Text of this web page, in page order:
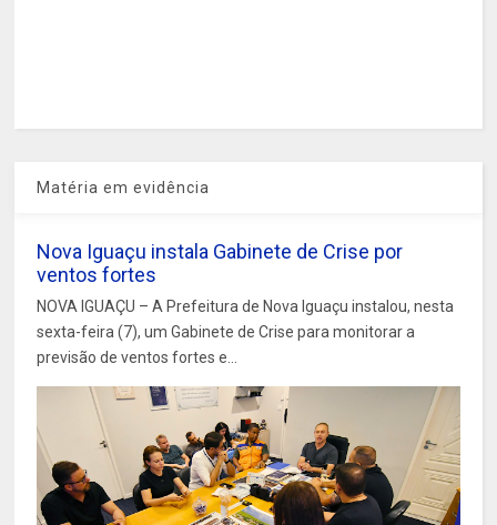
Matéria em evidência
Nova Iguaçu instala Gabinete de Crise por
ventos fortes
NOVA IGUAÇU – A Prefeitura de Nova Iguaçu instalou, nesta
sexta-feira (7), um Gabinete de Crise para monitorar a
previsão de ventos fortes e...